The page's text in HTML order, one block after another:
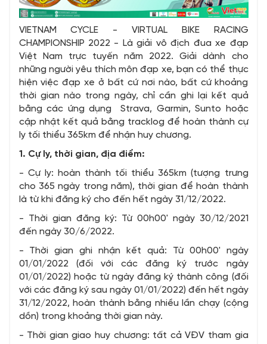
VIETNAM CYCLE - VIRTUAL BIKE RACING
CHAMPIONSHIP 2022 - Là giải vô địch đua xe đạp
Việt Nam trực tuyến năm 2022. Giải dành cho
những người yêu thích môn đạp xe, bạn có thể thực
hiện việc đạp xe ở bất cứ nơi nào, bất cứ khoảng
thời gian nào trong ngày, chỉ cần ghi lại kết quả
bằng các ứng dụng Strava, Garmin, Sunto hoặc
cập nhật kết quả bằng tracklog để hoàn thành cự
ly tối thiểu 365km để nhận huy chương.
1. Cự ly, thời gian, địa điểm:
- Cự ly: hoàn thành tối thiểu 365km (tượng trưng
cho 365 ngày trong năm), thời gian để hoàn thành
là từ khi đăng ký cho đến hết ngày 31/12/2022.
- Thời gian đăng ký: Từ 00h00' ngày 30/12/2021
đến ngày 30/6/2022.
- Thời gian ghi nhận kết quả: Từ 00h00' ngày
01/01/2022 (đối với các đăng ký trước ngày
01/01/2022) hoặc từ ngày đăng ký thành công (đối
với các đăng ký sau ngày 01/01/2022) đến hết ngày
31/12/2022, hoàn thành bằng nhiều lần chạy (cộng
dồn) trong khoảng thời gian này.
- Thời gian giao huy chương: tất cả VĐV tham gia